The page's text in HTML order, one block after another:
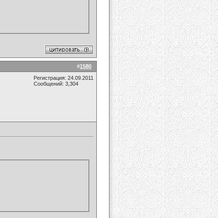
#1580
Регистрация: 24.09.2011
Сообщений: 3,304